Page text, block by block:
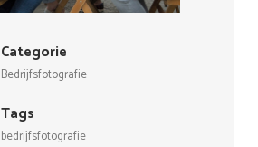
Categorie
Bedrijfsfotografie
Tags
bedrijfsfotografie